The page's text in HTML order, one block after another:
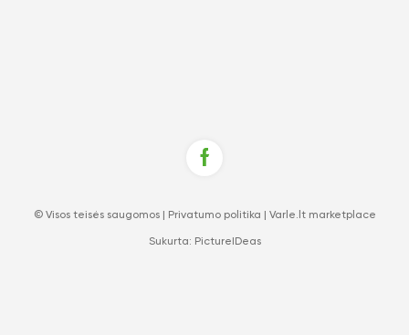
© Visos teisės saugomos | Privatumo politika Varle.lt marketplace
Sukurta: PictureIDeas